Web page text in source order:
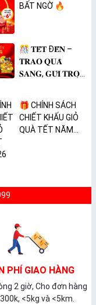
BẤT NGỜ 🔥
🎊 𝐓𝐄̂́𝐓 Đ𝐄̂́𝐍 –
𝐓𝐑𝐀𝐎 𝐐𝐔𝐀̀
𝐒𝐀𝐍𝐆, 𝐆𝐔̛̉𝐈 𝐓𝐑𝐎̣𝐍
🎁 CHÍNH SÁCH
CHIẾT KHẤU GIỎ
QUÀ TẾT NĂM
PHÍ GIAO HÀNG
2 giờ, Cho đơn hàng
<5kg và <5km.